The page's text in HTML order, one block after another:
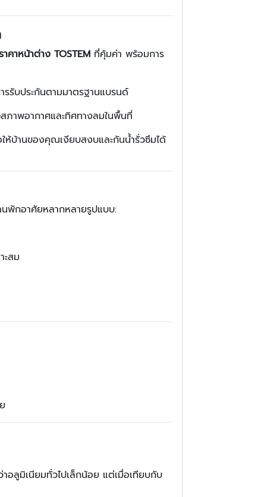
าคาหน้าต่าง TOSTEM ที่คุ้มค่า พร้อมการ
รรับประกันตามมาตรฐานแบรนด์
สภาพอากาศและทิศทางลมในพื้นที่
ห้บ้านของคุณเงียบสงบและกันน้ำรั่วซึมได้
พักอาศัยหลากหลายรูปแบบ:
ะสม
อลูมิเนียมทั่วไปเล็กน้อย แต่เมื่อเทียบกับ